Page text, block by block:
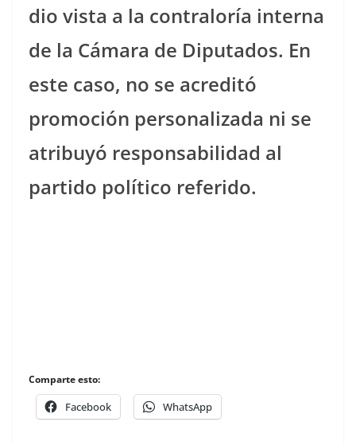
dio vista a la contraloría interna
de la Cámara de Diputados. En
este caso, no se acreditó
promoción personalizada ni se
atribuyó responsabilidad al
partido político referido.
Comparte esto:
Facebook WhatsApp